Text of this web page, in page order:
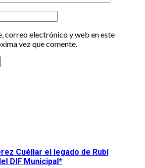
correo electrónico y web en este
vez que comente.
Cuéllar el legado de Rubí
DIF Municipal*